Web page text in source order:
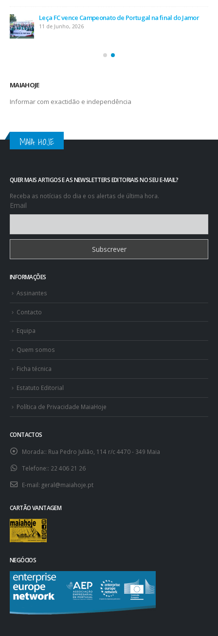
Leça FC vence Campeonato de Portugal na final do Jamor
11 de Junho, 2026
MAIAHOJE
Informar com exactidão e independência
MAIA HOJE
QUER MAIS ARTIGOS E AS NEWSLETTERS EDITORIAIS NO SEU E-MAIL?
Receba as notícias do dia e os alertas de última hora.
Email
INFORMAÇÕES
Assinantes
Contacto
Equipa
Quem somos
Ficha técnica
Estatuto Editorial
Política de Privacidade MaiaHoje
CONTACTOS
Morada:: Rua Pedro Julião, 114 r/c 4470 - 349 Maia
Telefone:: 22 406 21 26
E-mail: geral@maiahoje.pt
CARTÃO VANTAGEM
NEGÓCIOS